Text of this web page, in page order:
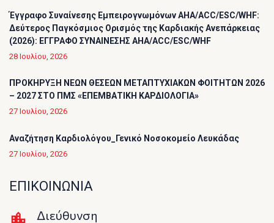
Έγγραφο Συναίνεσης Εμπειρογνωμόνων AHA/ACC/ESC/WHF:
Δεύτερος Παγκόσμιος Ορισμός της Καρδιακής Ανεπάρκειας
(2026): ΕΓΓΡΑΦΟ ΣΥΝΑΙΝΕΣΗΣ AHA/ACC/ESC/WHF
28 Ιουλίου, 2026
ΠΡΟΚΗΡΥΞΗ ΝΕΩΝ ΘΕΣΕΩΝ ΜΕΤΑΠΤΥΧΙΑΚΩΝ ΦΟΙΤΗΤΩΝ 2026
– 2027 ΣΤΟ ΠΜΣ «ΕΠΕΜΒΑΤΙΚΗ ΚΑΡΔΙΟΛΟΓΙΑ»
27 Ιουλίου, 2026
Αναζήτηση Καρδιολόγου_Γενικό Νοσοκομείο Λευκάδας
27 Ιουλίου, 2026
ΕΠΙΚΟΙΝΩΝΙΑ
Διεύθυνση